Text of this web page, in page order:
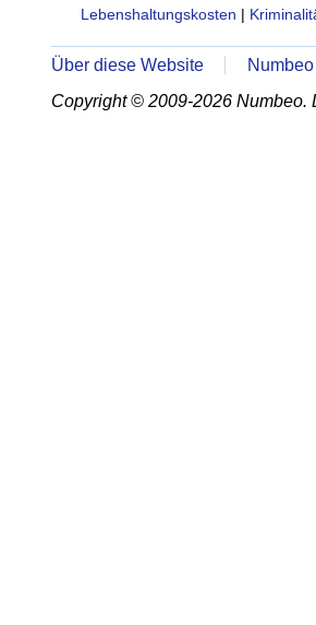
Lebenshaltungskosten |
Über diese Website
Copyright © 2009-2026 Numbeo.